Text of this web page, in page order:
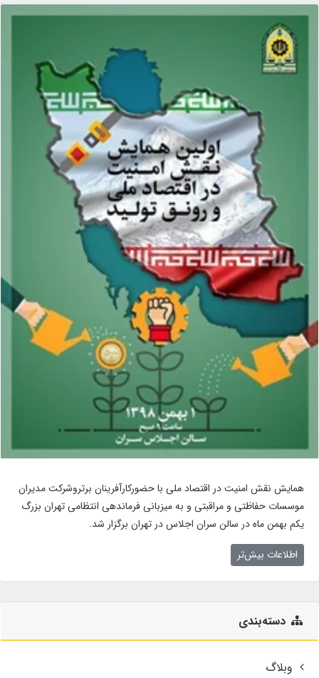
همایش نقش امنیت در اقتصاد ملی با حضورکارآفرینان برتروشرکت مدیران
موسسات حفاظتی و مراقبتی و به میزبانی فرماندهی انتظامی تهران بزرگ
یکم بهمن ماه در سالن سران اجلاس در تهران برگزار شد.
اطلاعات بیش‌تر
دسته‌بندی
وبلاگ